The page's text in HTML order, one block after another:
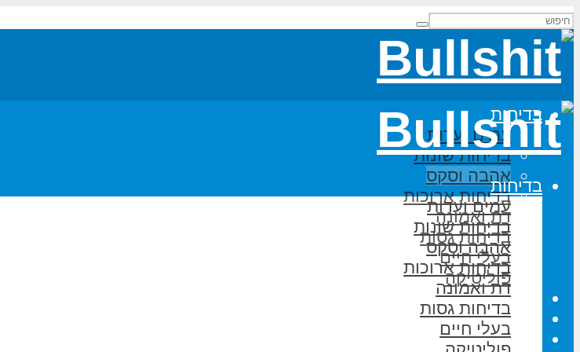
בדיחות
עמים ועדות
בדיחות שונות
אהבה וסקס
בדיחות ארוכות
דת ואמונה
בדיחות גסות
בעלי חיים
פוליטיקה
משחקי מילים
על האתר
הוסף בדיחה
בדיחות
עמים ועדות
בדיחות שונות
אהבה וסקס
בדיחות ארוכות
דת ואמונה
בדיחות גסות
בעלי חיים